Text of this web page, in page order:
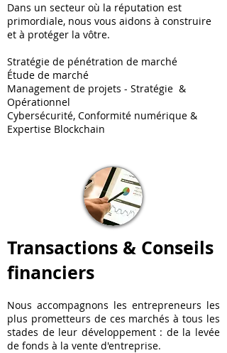
Dans un secteur où la réputation est
primordiale, nous vous aidons à construire
et à protéger la vôtre.
Stratégie de pénétration de marché
Étude de marché
Management de projets - Stratégie &
Opérationnel
Cybersécurité, Conformité numérique &
Expertise Blockchain
Transactions & Conseils
financiers
Nous accompagnons les entrepreneurs les
plus prometteurs de ces marchés à tous les
stades de leur développement : de la levée
de fonds à la vente d'entreprise.